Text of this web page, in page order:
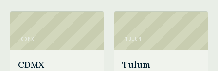
CDMX
CDMX
TULUM
Tulum